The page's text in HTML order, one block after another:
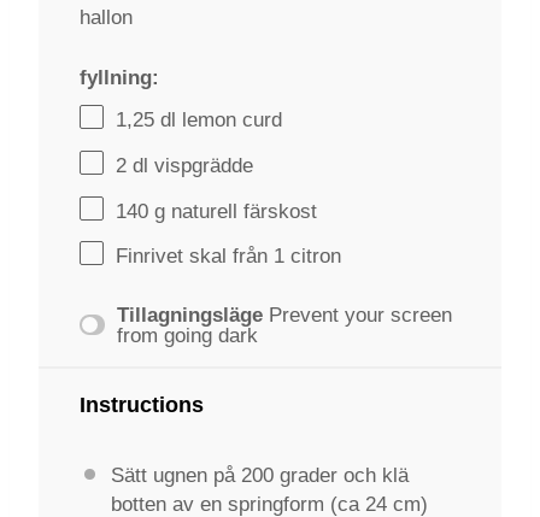
hallon
fyllning:
1,25 dl lemon curd
2 dl vispgrädde
140 g naturell färskost
Finrivet skal från 1 citron
Tillagningsläge Prevent your screen
from going dark
Instructions
Sätt ugnen på 200 grader och klä
botten av en springform (ca 24 cm)